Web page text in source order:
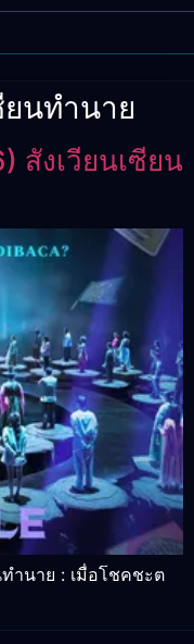
ยนทำนาย
สังเวียนเซียน
ำนาย : เมื่อโชคชะต